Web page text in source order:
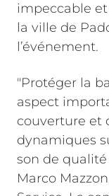
impeccable
la ville de
l’événement.
"Protéger la
aspect
couverture et
dynamiques
son de
Marco